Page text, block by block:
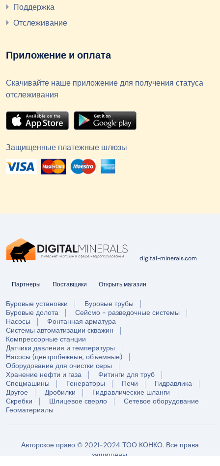
Поддержка
Отслеживание
Приложение и оплата
Скачивайте наше приложение для получения статуса
отслеживания
Защищенные платежные шлюзы
digital-minerals.com
Партнеры Поставщики Открыть магазин
Буровые установки
Буровые трубы
Буровые долота
Сейсмо - разведочные системы
Насосы
Фонтанная арматура
Системы автоматизации скважин
Компрессорные станции
Датчики давления и температуры
Насосы (центробежные, объемные)
Оборудование для очистки серы
Хранение нефти и газа
Фитинги для труб
Спецмашины
Генераторы Печи
Гидравлика
Другое
Дробилки
Гидравлические шланги
Скребки
Шлицевое сверло
Сетевое оборудование
Геоматериалы
Авторское право © 2021-2024 ТОО КОНКО. Все права
защищены.